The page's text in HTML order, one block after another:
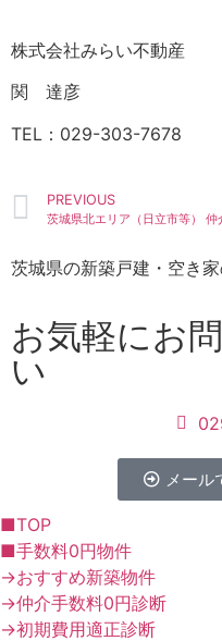
株式会社みらい不動産
関 達彦
TEL：029-303-7678
PREVIOUS
茨城県の新築戸建・空き
お気軽にお
い
メール
■TOP
■手数料0円物件
→おすすめ新築物件
→仲介手数料0円診断
→初期費用適正診断